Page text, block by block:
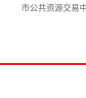
市公共资源交易